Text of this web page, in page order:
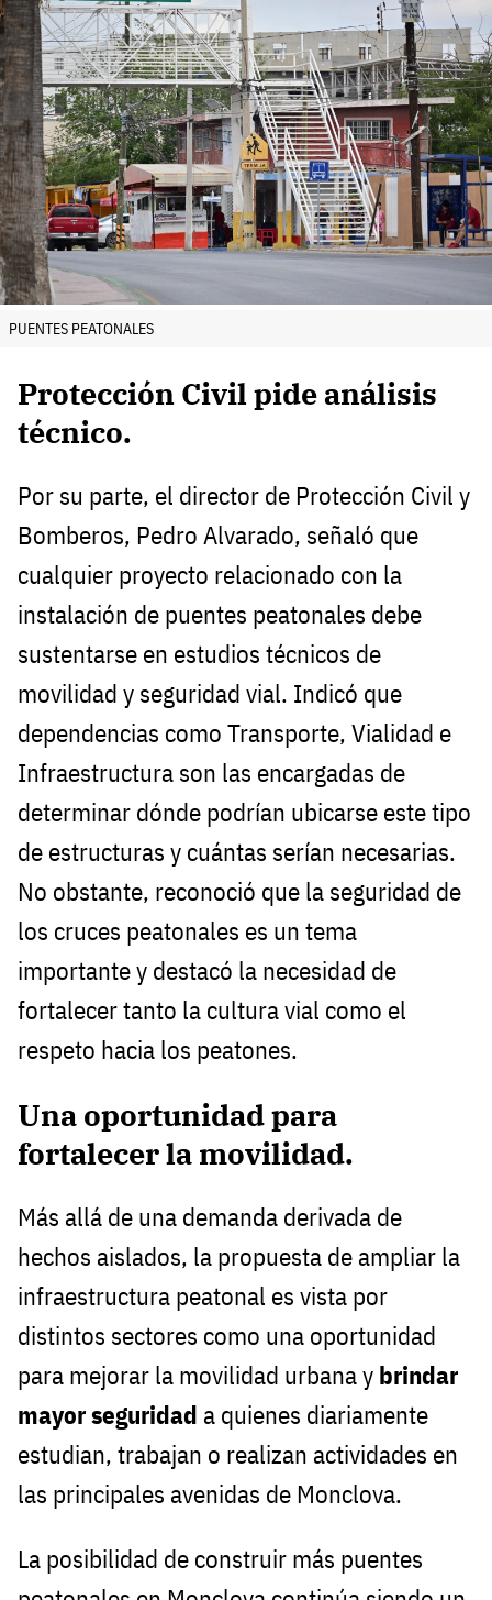
PUENTES PEATONALES
Protección Civil pide análisis
técnico.
Por su parte, el director de Protección Civil y
Bomberos, Pedro Alvarado, señaló que
cualquier proyecto relacionado con la
instalación de puentes peatonales debe
sustentarse en estudios técnicos de
movilidad y seguridad vial. Indicó que
dependencias como Transporte, Vialidad e
Infraestructura son las encargadas de
determinar dónde podrían ubicarse este tipo
de estructuras y cuántas serían necesarias.
No obstante, reconoció que la seguridad de
los cruces peatonales es un tema
importante y destacó la necesidad de
fortalecer tanto la cultura vial como el
respeto hacia los peatones.
Una oportunidad para
fortalecer la movilidad.
Más allá de una demanda derivada de
hechos aislados, la propuesta de ampliar la
infraestructura peatonal es vista por
distintos sectores como una oportunidad
para mejorar la movilidad urbana y brindar
mayor seguridad a quienes diariamente
estudian, trabajan o realizan actividades en
las principales avenidas de Monclova.
La posibilidad de construir más puentes